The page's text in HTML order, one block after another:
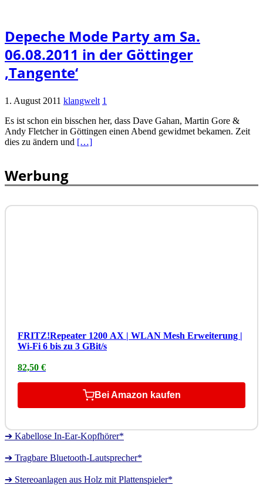
Depeche Mode Party am Sa.
06.08.2011 in der Göttinger
‚Tangente‘
1. August 2011 klangwelt 1
Es ist schon ein bisschen her, dass Dave Gahan, Martin Gore &
Andy Fletcher in Göttingen einen Abend gewidmet bekamen. Zeit
dies zu ändern und […]
Werbung
FRITZ!Repeater 1200 AX | WLAN Mesh Erweiterung |
Wi-Fi 6 bis zu 3 GBit/s
82,50 €
Bei Amazon kaufen
➔ Kabellose In-Ear-Kopfhörer*
➔ Tragbare Bluetooth-Lautsprecher*
➔ Stereoanlagen aus Holz mit Plattenspieler*